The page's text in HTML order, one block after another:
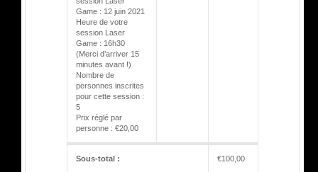
Game : 12 juin 2021
Heure de votre
session Laser
Game : 16h30
(Merci d’arriver 15
minutes avant !)
Nombre de
personnes inscrites
pour cette session :
5
Prix réglé par
personne : €20,00
Sous-total : €100,00